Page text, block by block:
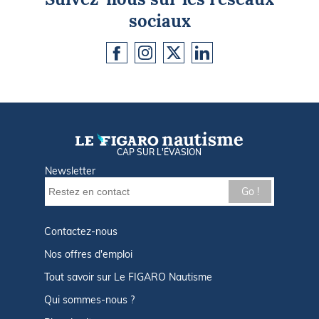
sociaux
CAP SUR L'ÉVASION
Newsletter
Go !
Contactez-nous
Nos offres d'emploi
Tout savoir sur Le FIGARO Nautisme
Qui sommes-nous ?